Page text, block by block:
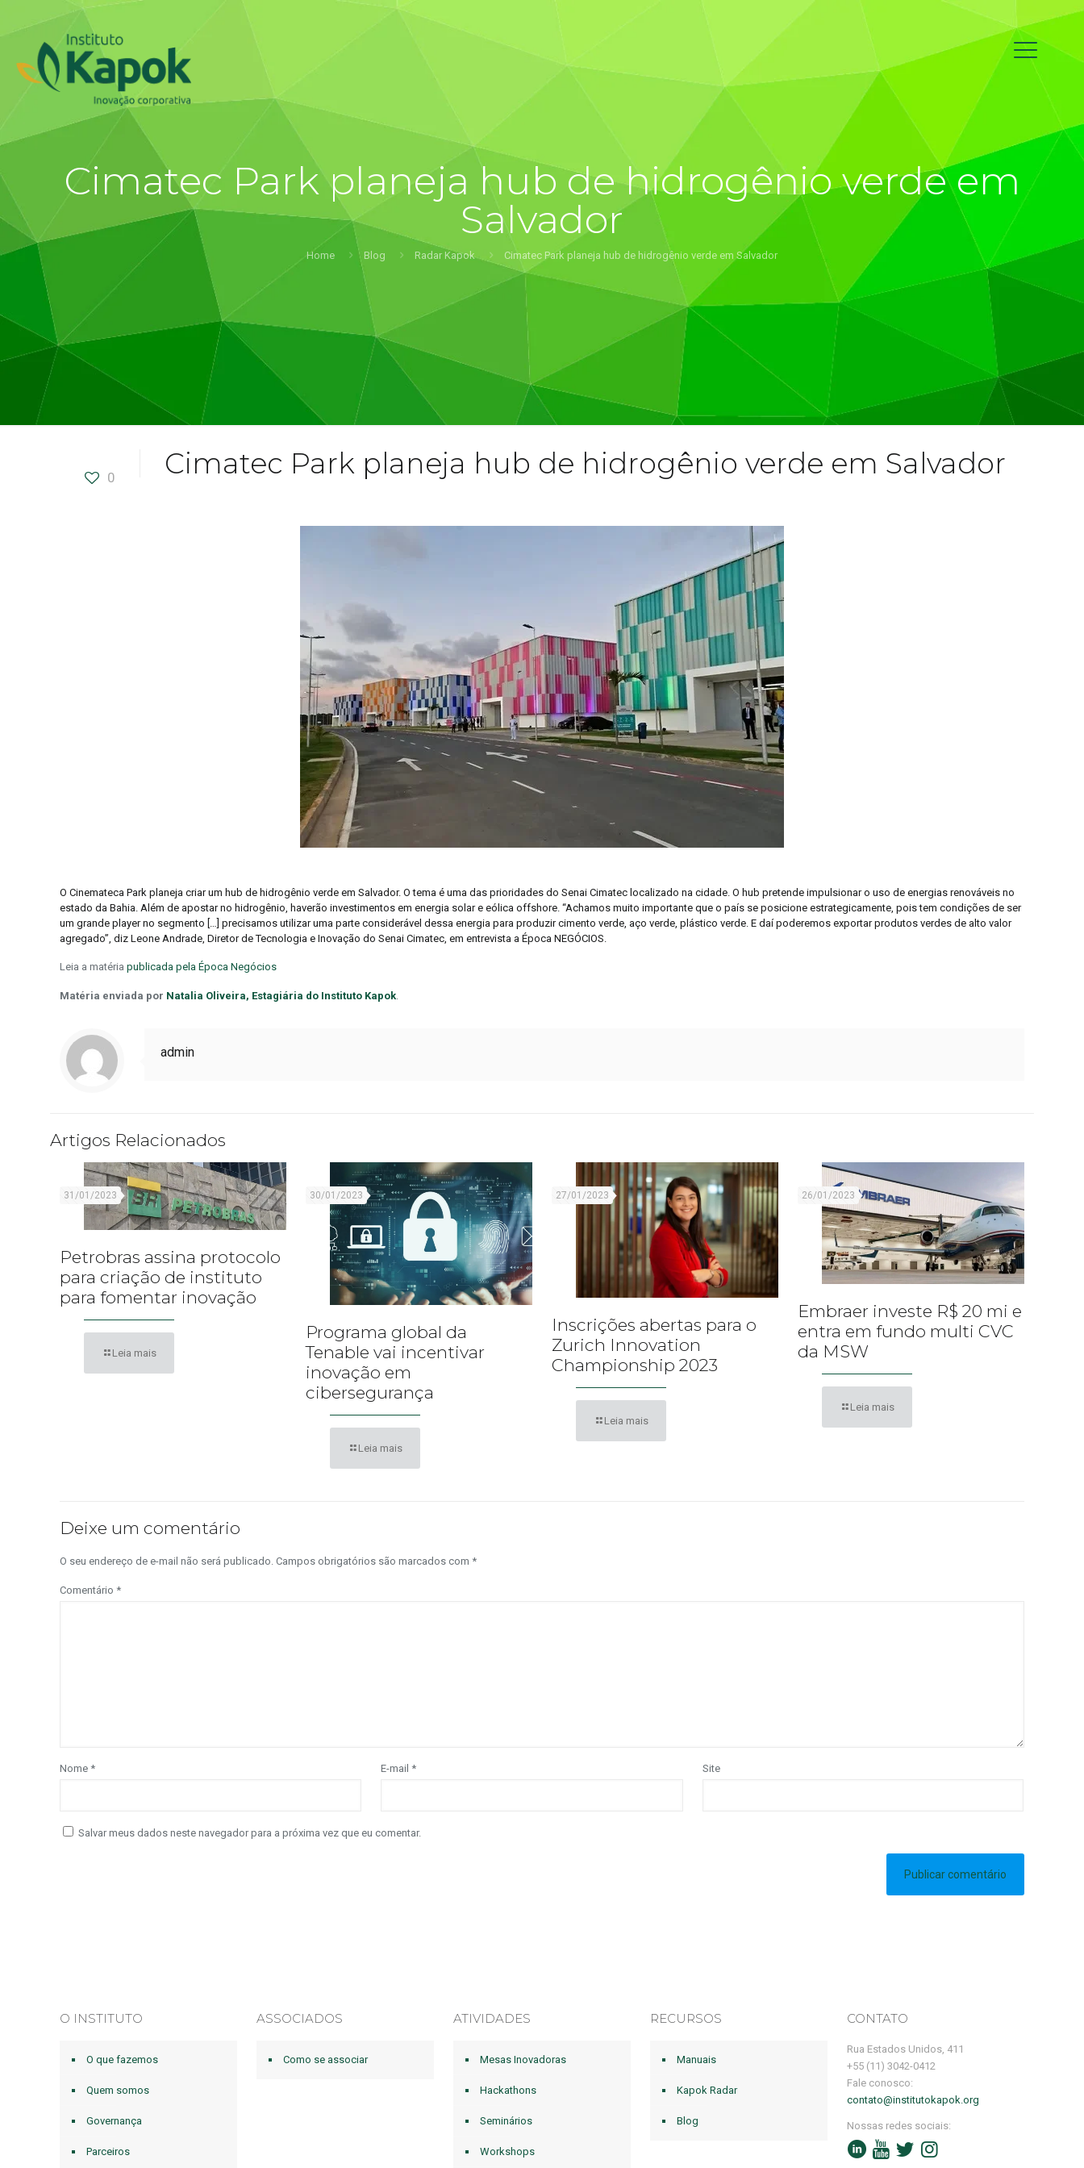
Cimatec Park planeja hub de hidrogênio verde em
Salvador
Home Blog Radar Kapok Cimatec Park planeja hub de hidrogênio verde em Salvador
0 Cimatec Park planeja hub de hidrogênio verde em Salvador
O Cinemateca Park planeja criar um hub de hidrogênio verde em Salvador. O tema é uma das prioridades do Senai Cimatec localizado na cidade. O hub pretende impulsionar o uso de energias renováveis no
estado da Bahia. Além de apostar no hidrogênio, haverão investimentos em energia solar e eólica offshore. “Achamos muito importante que o país se posicione estrategicamente, pois tem condições de ser
um grande player no segmento […] precisamos utilizar uma parte considerável dessa energia para produzir cimento verde, aço verde, plástico verde. E daí poderemos exportar produtos verdes de alto valor
agregado”, diz Leone Andrade, Diretor de Tecnologia e Inovação do Senai Cimatec, em entrevista a Época NEGÓCIOS.
Leia a matériapublicada pela Época Negócios
Matéria enviada por Natalia Oliveira, Estagiária do Instituto Kapok.
admin
Artigos Relacionados
31/01/2023
Petrobras assina protocolo
para criação de instituto
para fomentar inovação
Leia mais
30/01/2023
Programa global da
Tenable vai incentivar
inovação em
cibersegurança
Leia mais
27/01/2023
Inscrições abertas para o
Zurich Innovation
Championship 2023
Leia mais
26/01/2023
Embraer investe R$ 20 mi e
entra em fundo multi CVC
da MSW
Leia mais
Deixe um comentário
O seu endereço de e-mail não será publicado. Campos obrigatórios são marcados com *
Comentário *
Nome * E-mail * Site
Salvar meus dados neste navegador para a próxima vez que eu comentar.
O INSTITUTO
O que fazemos
Quem somos
Governança
Parceiros
ASSOCIADOS
Como se associar
ATIVIDADES
Mesas Inovadoras
Hackathons
Seminários
Workshops
RECURSOS
Manuais
Kapok Radar
Blog
CONTATO
Rua Estados Unidos, 411
+55 (11) 3042-0412
Fale conosco:
contato@institutokapok.org
Nossas redes sociais: